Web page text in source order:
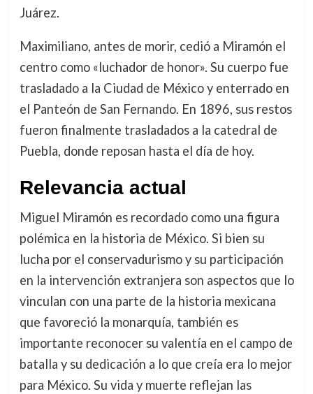
Juárez.
Maximiliano, antes de morir, cedió a Miramón el
centro como «luchador de honor». Su cuerpo fue
trasladado a la Ciudad de México y enterrado en
el Panteón de San Fernando. En 1896, sus restos
fueron finalmente trasladados a la catedral de
Puebla, donde reposan hasta el día de hoy.
Relevancia actual
Miguel Miramón es recordado como una figura
polémica en la historia de México. Si bien su
lucha por el conservadurismo y su participación
en la intervención extranjera son aspectos que lo
vinculan con una parte de la historia mexicana
que favoreció la monarquía, también es
importante reconocer su valentía en el campo de
batalla y su dedicación a lo que creía era lo mejor
para México. Su vida y muerte reflejan las